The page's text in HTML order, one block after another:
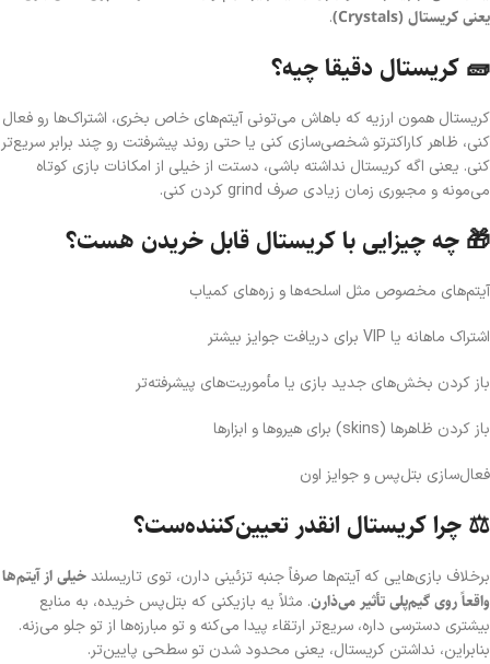
یعنی کریستال (Crystals)
.
🧱 کریستال دقیقا چیه؟
کریستال همون ارزیه که باهاش می‌تونی آیتم‌های خاص بخری، اشتراک‌ها رو فعال
کنی، ظاهر کاراکترتو شخصی‌سازی کنی یا حتی روند پیشرفتت رو چند برابر سریع‌تر
کنی. یعنی اگه کریستال نداشته باشی، دستت از خیلی از امکانات بازی کوتاه
می‌مونه و مجبوری زمان زیادی صرف grind کردن کنی.
🎁 چه چیزایی با کریستال قابل خریدن هست؟
آیتم‌های مخصوص مثل اسلحه‌ها و زره‌های کمیاب
اشتراک ماهانه یا VIP برای دریافت جوایز بیشتر
باز کردن بخش‌های جدید بازی یا مأموریت‌های پیشرفته‌تر
باز کردن ظاهرها (skins) برای هیروها و ابزارها
فعال‌سازی بتل‌پس و جوایز اون
⚖️ چرا کریستال انقدر تعیین‌کننده‌ست؟
برخلاف بازی‌هایی که آیتم‌ها صرفاً جنبه تزئینی دارن، توی تاریسلندخیلی از آیتم‌ها
واقعاً روی گیم‌پلی تأثیر می‌ذارن. مثلاً یه بازیکنی که بتل‌پس خریده، به منابع
بیشتری دسترسی داره، سریع‌تر ارتقاء پیدا می‌کنه و تو مبارزه‌ها از تو جلو می‌زنه.
بنابراین، نداشتن کریستال، یعنی محدود شدن تو سطحی پایین‌تر.